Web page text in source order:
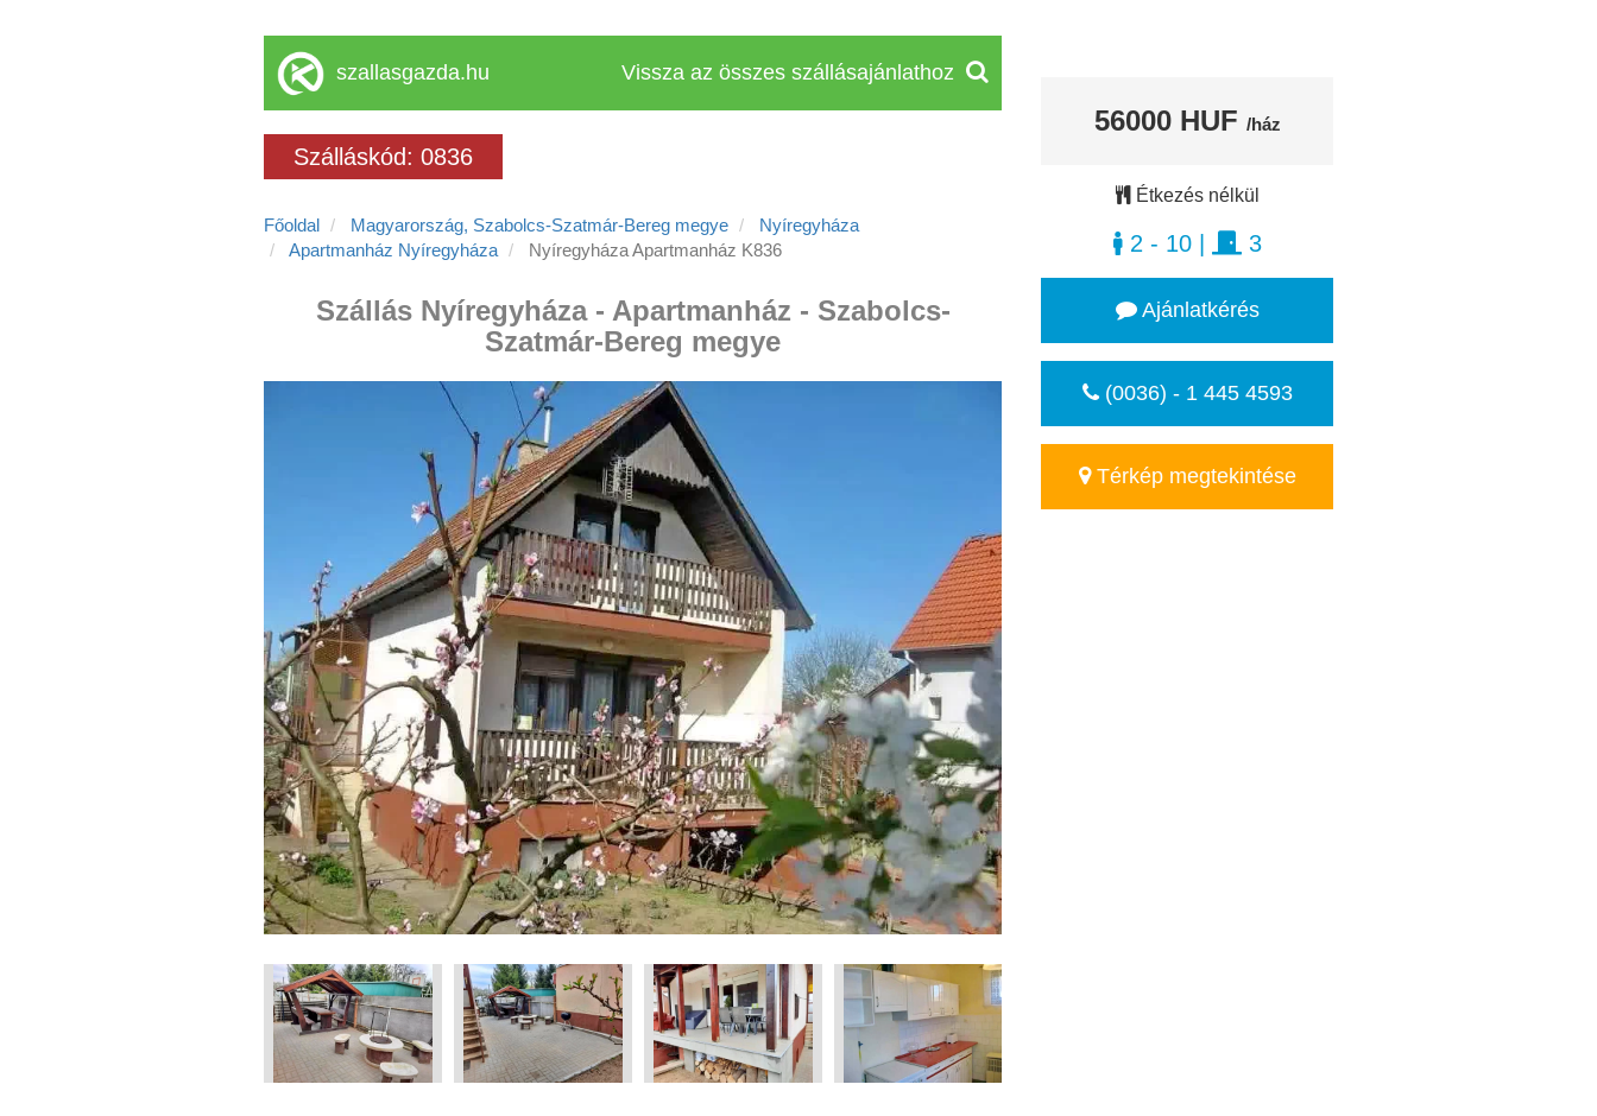
szallasgazda.hu Vissza az összes szállásajánlathoz
Szálláskód: 0836
Főoldal Magyarország, Szabolcs-Szatmár-Bereg megye
Nyíregyháza
Apartmanház Nyíregyháza
Nyíregyháza Apartmanház K836
Szállás Nyíregyháza - Apartmanház - Szabolcs-
Szatmár-Bereg megye
56000 HUF /ház
Étkezés nélkül
2 - 10| 3
Ajánlatkérés
(0036) - 1 445 4593
Térkép megtekintése